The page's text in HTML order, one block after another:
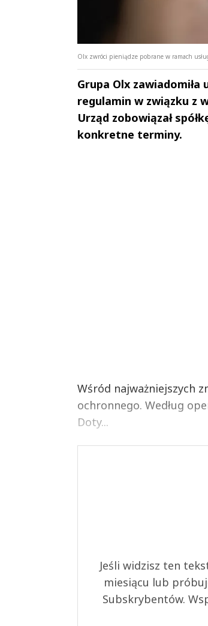
Olx zwróci pieniądze pobrane w ramach
Grupa Olx
regulamin w związku z
Urząd zobowiązał
konkretne terminy.
Wśród najważniejszych
ochronnego. Według
Doty...
Jeśli widzisz ten
miesiącu lub
Subskrybentów.
Andrzej i Marta